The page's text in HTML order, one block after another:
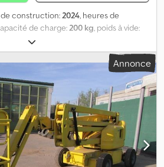
de construction:2024, heures de
de charge:200 kg, poids à vide:
50 pourcentage, couleur:autre,
, taille de pneu arrière:175 R 14,
Annonce